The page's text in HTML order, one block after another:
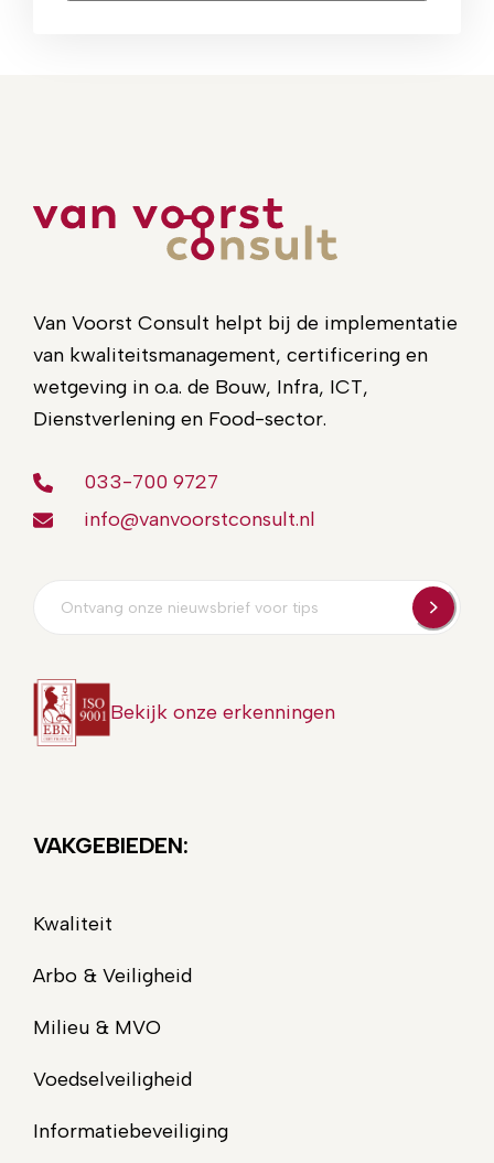
Van Voorst Consult helpt bij de implementatie
van kwaliteitsmanagement, certificering en
wetgeving in o.a. de Bouw, Infra, ICT,
Dienstverlening en Food-sector.
033-700 9727
info@vanvoorstconsult.nl
Bekijk onze erkenningen
VAKGEBIEDEN:
Kwaliteit
Arbo & Veiligheid
Milieu & MVO
Voedselveiligheid
Informatiebeveiliging